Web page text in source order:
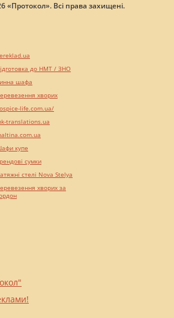
«Протокол». Всі права захищені.
до НМТ / ЗНО
шафа
хворих
life.com.ua/
translations.ua
купе
сумки
стелі Nova Stelya
хворих за